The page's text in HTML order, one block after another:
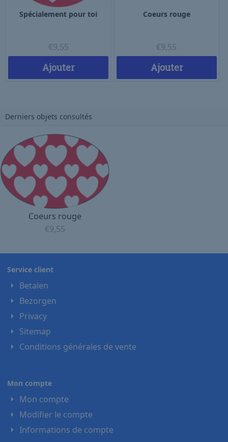
Spécialement pour toi
€9,55
Ajouter
Coeurs rouge
€9,55
Ajouter
Derniers objets consultés
Coeurs rouge
€9,55
Service client
Betalen
Bezorgen
Privacy
Sitemap
Conditions générales de vente
Mon compte
Mon compte
Modifier le compte
Informations de compte